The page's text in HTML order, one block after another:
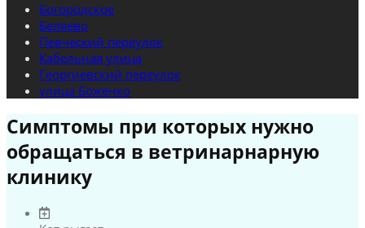
Богородское
Беляево
Певческий переулок
Кабельная улица
Георгиевский переулок
улица Боженко
Симптомы при которых нужно
обращаться в ветринарнарную
клинику